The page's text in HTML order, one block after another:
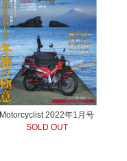
Motorcyclist 2022年1月号
SOLD OUT